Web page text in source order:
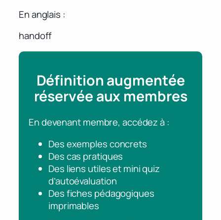
En anglais
handoff
Définition augmentée
réservée aux membres
En devenant membre, accédez à :
Des exemples concrets
Des cas pratiques
Des liens utiles et mini quiz
d’autoévaluation
Des fiches pédagogiques
imprimables